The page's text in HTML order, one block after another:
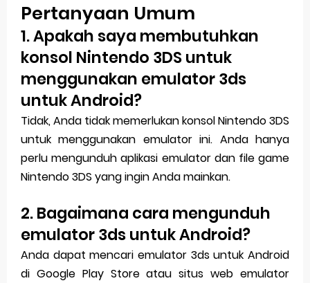
Pertanyaan Umum
1. Apakah saya membutuhkan
konsol Nintendo 3DS untuk
menggunakan emulator 3ds
untuk Android?
Tidak, Anda tidak memerlukan konsol Nintendo 3DS
untuk menggunakan emulator ini. Anda hanya
perlu mengunduh aplikasi emulator dan file game
Nintendo 3DS yang ingin Anda mainkan.
2. Bagaimana cara mengunduh
emulator 3ds untuk Android?
Anda dapat mencari emulator 3ds untuk Android
di Google Play Store atau situs web emulator